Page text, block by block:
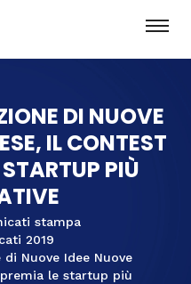
DI NUOVE
IL CONTEST
PIÙ
stampa
2019
Nuove Idee Nuove
le startup più